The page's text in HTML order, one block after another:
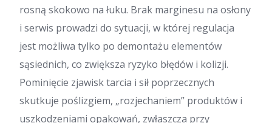
rosną skokowo na łuku. Brak marginesu na osłony
i serwis prowadzi do sytuacji, w której regulacja
jest możliwa tylko po demontażu elementów
sąsiednich, co zwiększa ryzyko błędów i kolizji.
Pominięcie zjawisk tarcia i sił poprzecznych
skutkuje poślizgiem, „rozjechaniem” produktów i
uszkodzeniami opakowań, zwłaszcza przy